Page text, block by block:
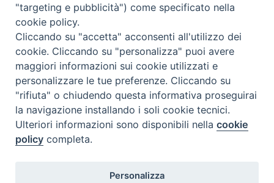
Lunedì 17.30-19.30
Martedì 17.30-19.30
Mercoledì 17.30-19.30
Giovedì 17.30-19.30
Venerdì chiuso
Sabato 9.30-11.30
Privacy e sicurezza
"targeting e pubblicità") come specificato nella
cookie policy.
Cliccando su "accetta" acconsenti all'utilizzo dei
cookie. Cliccando su "personalizza" puoi avere
maggiori informazioni sui cookie utilizzati e
personalizzare le tue preferenze. Cliccando su
"rifiuta" o chiudendo questa informativa proseguirai
la navigazione installando i soli cookie tecnici.
Ulteriori informazioni sono disponibili nellacookie
policy completa.
Personalizza